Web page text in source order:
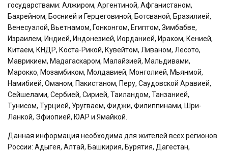
государствами: Алжиром, Аргентиной, Афганистаном,
Бахрейном, Боснией и Герцеговиной, Ботсваной, Бразилией,
Венесуэлой, Вьетнамом, Гонконгом, Египтом, Зимбабве,
Израилем, Индией, Индонезией, Иорданией, Ираком, Кенией,
Китаем, КНДР, Коста-Рикой, Кувейтом, Ливаном, Лесото,
Маврикием, Мадагаскаром, Малайзией, Мальдивами,
Марокко, Мозамбиком, Молдавией, Монголией, Мьянмой,
Намибией, Оманом, Пакистаном, Перу, Саудовской Аравией,
Сейшелами, Сербией, Сирией, Таиландом, Танзанией,
Тунисом, Турцией, Уругваем, Фиджи, Филиппинами, Шри-
Ланкой, Эфиопией, ЮАР и Ямайкой.
Данная информация необходима для жителей всех регионов
России: Адыгея, Алтай, Башкирия, Бурятия, Дагестан,